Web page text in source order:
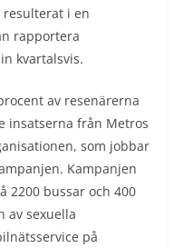
resulterat i en
rapportera
kvartalsvis.
av resenärerna
insatserna från Metros
som jobbar
Kampanjen
2200 bussar och 400
av sexuella
på